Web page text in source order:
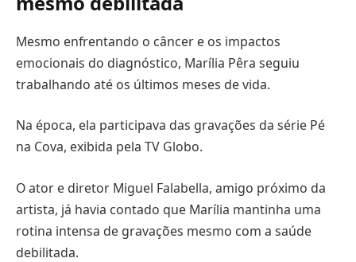
Mesmo enfrentando o câncer e os impactos
emocionais do diagnóstico, Marília Pêra seguiu
trabalhando até os últimos meses de vida.
Na época, ela participava das gravações da série Pé
na Cova, exibida pela TV Globo.
O ator e diretor Miguel Falabella, amigo próximo da
artista, já havia contado que Marília mantinha uma
rotina intensa de gravações mesmo com a saúde
debilitada.